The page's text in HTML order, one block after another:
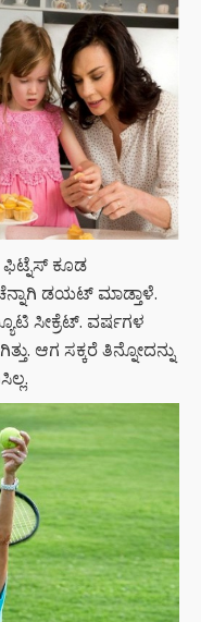
ಫಿಟ್ನೆಸ್ ಕೂಡ
ಡಯಟ್ ಮಾಡ್ತಾಳೆ.
ಸೀಕ್ರೆಟ್. ವರ್ಷಗಳ
ಆಗ ಸಕ್ಕರೆ ತಿನ್ನೋದನ್ನು